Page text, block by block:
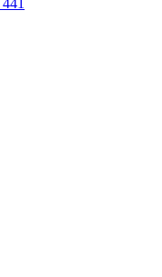
441